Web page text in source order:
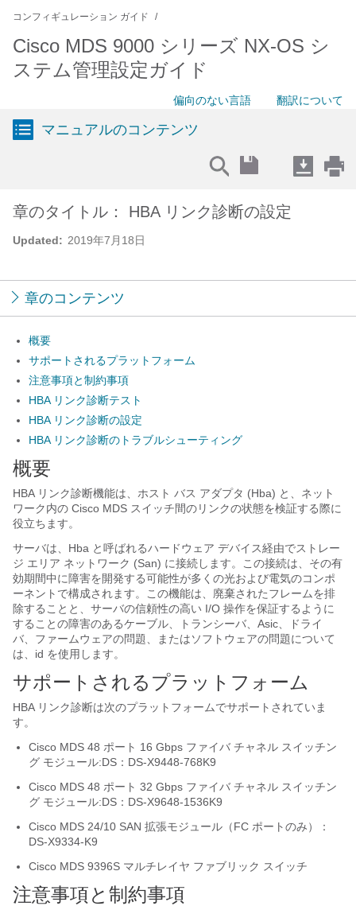
コンフィギュレーション ガイド
Cisco MDS 9000 シリーズ NX-OS シ
ステム管理設定ガイド
偏向のない言語 翻訳について
マニュアルのコンテンツ
Updated: 2019年7月18日
章のタイトル： HBA リンク診断の設定
章のコンテンツ
概要
サポートされるプラットフォーム
注意事項と制約事項
HBA リンク診断テスト
HBA リンク診断の設定
HBA リンク診断のトラブルシューティング
概要
HBA リンク診断機能は、ホスト バス アダプタ (Hba) と、ネット
ワーク内の Cisco MDS スイッチ間のリンクの状態を検証する際に
役立ちます。
サーバは、Hba と呼ばれるハードウェア デバイス経由でストレー
ジ エリア ネットワーク (San) に接続します。この接続は、その有
効期間中に障害を開発する可能性が多くの光および電気のコンポ
ーネントで構成されます。この機能は、廃棄されたフレームを排
除することと、サーバの信頼性の高い I/O 操作を保証するように
することの障害のあるケーブル、トランシーバ、Asic、ドライ
バ、ファームウェアの問題、またはソフトウェアの問題について
は、id を使用します。
サポートされるプラットフォーム
HBA リンク診断は次のプラットフォームでサポートされていま
す。
Cisco MDS 48 ポート 16 Gbps ファイバ チャネル スイッチン
グ モジュール:DS：DS-X9448-768K9
Cisco MDS 48 ポート 32 Gbps ファイバ チャネル スイッチン
グ モジュール:DS：DS-X9648-1536K9
Cisco MDS 24/10 SAN 拡張モジュール（FC ポートのみ）：
DS-X9334-K9
Cisco MDS 9396S マルチレイヤ ファブリック スイッチ
注意事項と制約事項